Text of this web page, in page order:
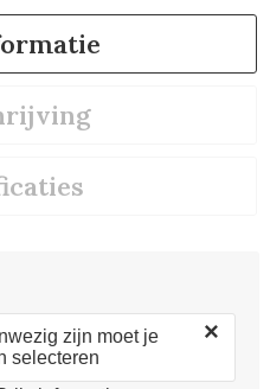
zijn moet je
selecteren
×